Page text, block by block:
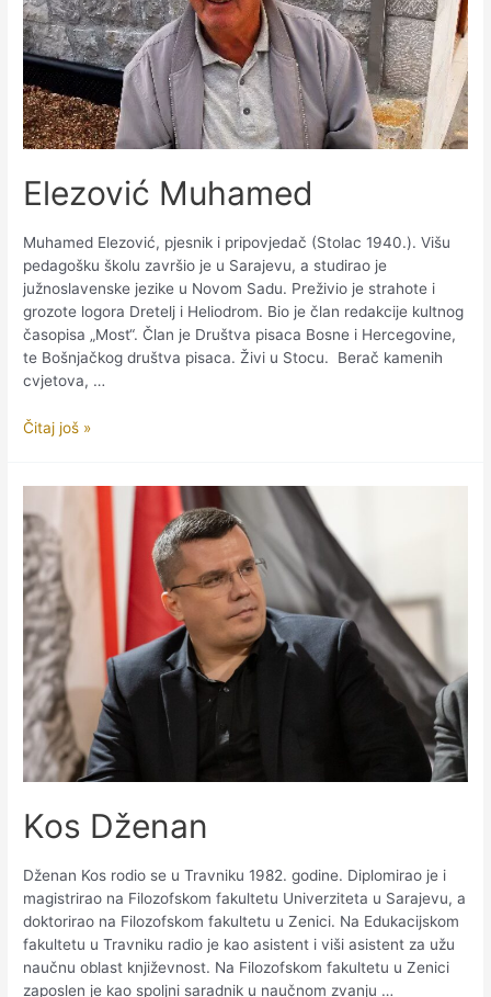
Elezović Muhamed
Muhamed Elezović, pjesnik i pripovjedač (Stolac 1940.). Višu
pedagošku školu završio je u Sarajevu, a studirao je
južnoslavenske jezike u Novom Sadu. Preživio je strahote i
grozote logora Dretelj i Heliodrom. Bio je član redakcije kultnog
časopisa „Most“. Član je Društva pisaca Bosne i Hercegovine,
te Bošnjačkog društva pisaca. Živi u Stocu. Berač kamenih
cvjetova, …
Elezović
Čitaj još »
Kos Dženan
Dženan Kos rodio se u Travniku 1982. godine. Diplomirao je i
magistrirao na Filozofskom fakultetu Univerziteta u Sarajevu, a
doktorirao na Filozofskom fakultetu u Zenici. Na Edukacijskom
fakultetu u Travniku radio je kao asistent i viši asistent za užu
naučnu oblast književnost. Na Filozofskom fakultetu u Zenici
zaposlen je kao spoljni saradnik u naučnom zvanju …